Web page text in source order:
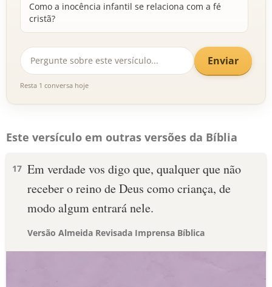
Como a inocência infantil se relaciona com a fé
cristã?
Enviar
Resta 1 conversa hoje
Este versículo em outras versões da Bíblia
17 Em verdade vos digo que, qualquer que não
receber o reino de Deus como criança, de
modo algum entrará nele.
Versão Almeida Revisada Imprensa Bíblica